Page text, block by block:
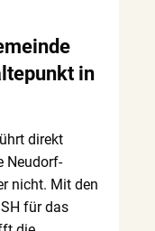
in
direkt
Neudorf-
nicht. Mit den
für das